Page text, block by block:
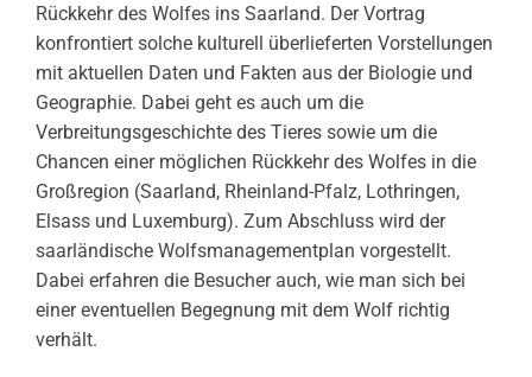
Rückkehr des Wolfes ins Saarland. Der Vortrag
konfrontiert solche kulturell überlieferten Vorstellungen
mit aktuellen Daten und Fakten aus der Biologie und
Geographie. Dabei geht es auch um die
Verbreitungsgeschichte des Tieres sowie um die
Chancen einer möglichen Rückkehr des Wolfes in die
Großregion (Saarland, Rheinland-Pfalz, Lothringen,
Elsass und Luxemburg). Zum Abschluss wird der
saarländische Wolfsmanagementplan vorgestellt.
Dabei erfahren die Besucher auch, wie man sich bei
einer eventuellen Begegnung mit dem Wolf richtig
verhält.